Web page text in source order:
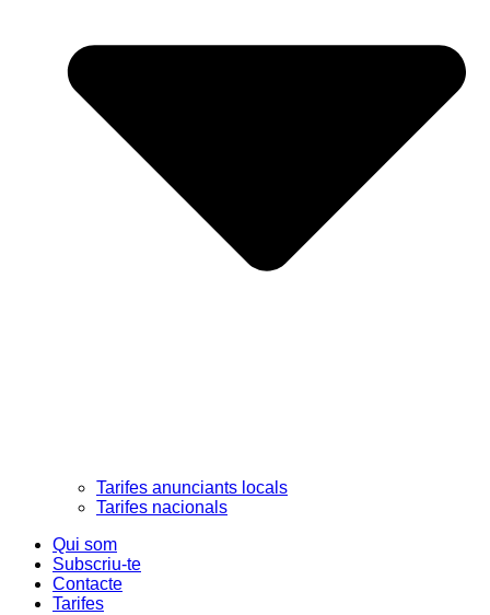
Tarifes anunciants locals
Tarifes nacionals
Qui som
Subscriu-te
Contacte
Tarifes